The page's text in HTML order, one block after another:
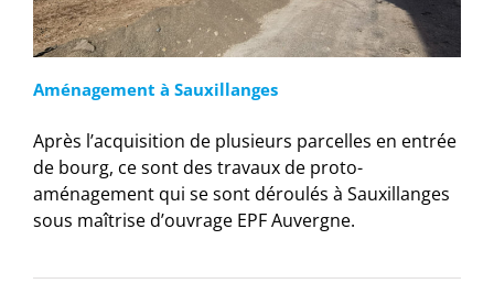
Aménagement à Sauxillanges
Après l’acquisition de plusieurs parcelles en entrée
de bourg, ce sont des travaux de proto-
aménagement qui se sont déroulés à Sauxillanges
sous maîtrise d’ouvrage EPF Auvergne.